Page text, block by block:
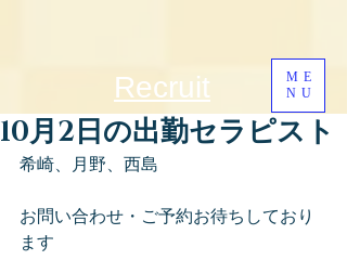
ME
NU
Recruit
10月2日の出勤セラピスト
希崎、月野、西島
お問い合わせ・ご予約お待ちしており
ます